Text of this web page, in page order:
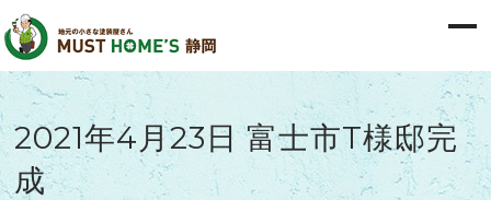
2021年4月23日 富士市T様邸完
成